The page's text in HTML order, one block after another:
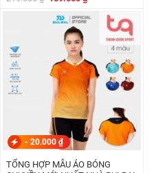
là:
219.000 ₫.
tại
là:
189.000 ₫.
- 20.000 ₫
TỔNG HỢP MẪU ÁO BÓNG